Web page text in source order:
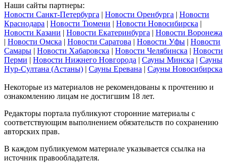
Наши сайты партнеры:
Новости Санкт-Петербурга | Новости Оренбурга | Новости
Краснодара | Новости Тюмени | Новости Новосибирска |
Новости Казани | Новости Екатеринбурга | Новости Воронежа
| Новости Омска | Новости Саратова | Новости Уфы | Новости
Самары | Новости Хабаровска | Новости Челябинска | Новости
Перми | Новости Нижнего Новгорода | Сауны Минска | Сауны
Нур-Султана (Астаны) | Сауны Еревана | Сауны Новосибирска
Некоторые из материалов не рекомендованы к прочтению и
ознакомлению лицам не достигшим 18 лет.
Редакторы портала публикуют сторонние материалы с
соответствующим выполнением обязательств по сохранению
авторских прав.
В каждом публикуемом материале указывается ссылка на
источник правообладателя.